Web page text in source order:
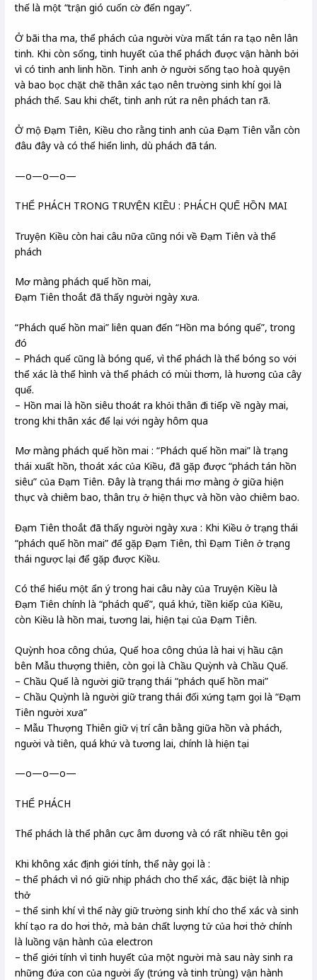
thế là một “trận gió cuốn cờ đến ngay”.
Ở bãi tha ma, thể phách của người vừa mất tán ra tạo nên lân
tinh. Khi còn sống, tinh huyết của thể phách được vận hành bởi
vì có tinh anh linh hồn. Tinh anh ở người sống tạo hoà quyện
và bao bọc chặt chẽ thân xác tạo nên trường sinh khí gọi là
phách thể. Sau khi chết, tinh anh rút ra nên phách tan rã.
Ở mộ Đạm Tiên, Kiều cho rằng tinh anh của Đạm Tiên vẫn còn
đâu đây và có thể hiển linh, dù phách đã tán.
—o—o—o—
THỂ PHÁCH TRONG TRUYỆN KIỀU : PHÁCH QUẾ HỒN MAI
Truyện Kiều còn hai câu nữa cũng nói về Đạm Tiên và thể
phách
Mơ màng phách quế hồn mai,
Đạm Tiên thoắt đã thấy người ngày xưa.
“Phách quế hồn mai” liên quan đến “Hồn ma bóng quế”, trong
đó
– Phách quế cũng là bóng quế, vì thể phách là thể bóng so với
thể xác là thể hình và thể phách có mùi thơm, là hương của cây
quế.
– Hồn mai là hồn siêu thoát ra khỏi thân đi tiếp về ngày mai,
trong khi thân xác để lại với ngày hôm qua
Mơ màng phách quế hồn mai : “Phách quế hồn mai” là trạng
thái xuất hồn, thoát xác của Kiều, đã gặp được “phách tán hồn
siêu” của Đạm Tiên. Đây là trạng thái mơ màng ở giữa hiện
thực và chiêm bao, thân trụ ở hiện thực và hồn vào chiêm bao.
Đạm Tiên thoắt đã thấy người ngày xưa : Khi Kiều ở trạng thái
“phách quế hồn mai” để gặp Đạm Tiên, thì Đạm Tiên ở trạng
thái ngược lại để gặp được Kiều.
Có thể hiểu một ẩn ý trong hai câu này của Truyện Kiều là
Đạm Tiên chính là “phách quế”, quá khứ, tiền kiếp của Kiều,
còn Kiều là hồn mai, tương lai, hiện tại của Đạm Tiên.
Quỳnh hoa công chúa, Quế hoa công chúa là hai vị hầu cận
bên Mẫu thượng thiên, còn gọi là Chầu Quỳnh và Chầu Quế.
– Chầu Quế là người giữ trạng thái “phách quế hồn mai”
– Chầu Quỳnh là người giữ trang thái đối xứng tạm gọi là “Đạm
Tiên người xưa”
– Mẫu Thượng Thiên giữ vị trí cân bằng giữa hồn và phách,
người và tiên, quá khứ và tương lai, chính là hiện tại
—o—o—o—
THỂ PHÁCH
Thể phách là thể phân cực âm dương và có rất nhiều tên gọi
Khi không xác định giới tính, thể này gọi là :
– thể phách vì nó giữ nhịp phách cho thể xác, đặc biệt là nhịp
thở
– thể sinh khí vì thể này giữ trường sinh khí cho thể xác và sinh
khí tạo ra do hơi thở, mà bản chất lượng tử của hơi thở chính
là luồng vận hành của electron
– thể giới tính vì tinh huyết của một người mà sau này sinh ra
những đứa con của người ấy (trứng và tinh trùng) vận hành